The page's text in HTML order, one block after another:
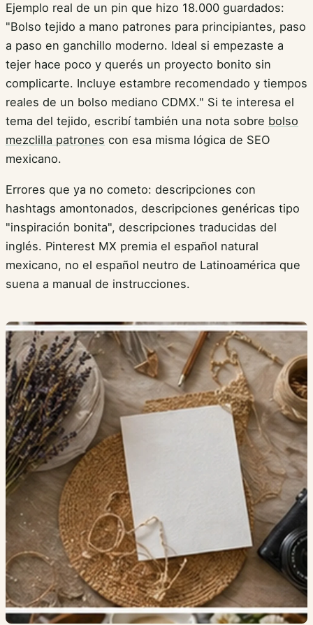
Ejemplo real de un pin que hizo 18.000 guardados:
"Bolso tejido a mano patrones para principiantes, paso
a paso en ganchillo moderno. Ideal si empezaste a
tejer hace poco y querés un proyecto bonito sin
complicarte. Incluye estambre recomendado y tiempos
reales de un bolso mediano CDMX." Si te interesa el
tema del tejido, escribí también una nota sobre bolso
mezclilla patrones con esa misma lógica de SEO
mexicano.
Errores que ya no cometo: descripciones con
hashtags amontonados, descripciones genéricas tipo
"inspiración bonita", descripciones traducidas del
inglés. Pinterest MX premia el español natural
mexicano, no el español neutro de Latinoamérica que
suena a manual de instrucciones.